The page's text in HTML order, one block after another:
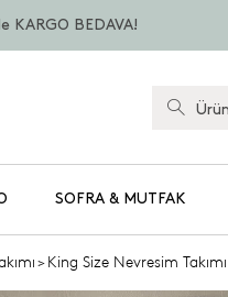
KARGO BEDAVA!
SOFRA & MUTFAK
>King Size Nevresim Takımı